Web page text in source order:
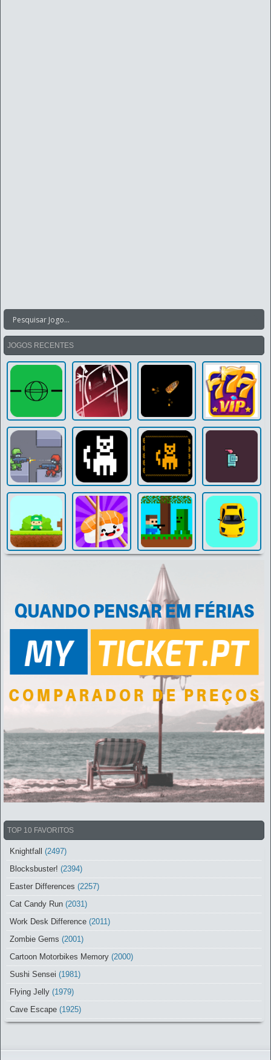
JOGOS RECENTES
TOP 10 FAVORITOS
Knightfall (2497)
Blocksbuster! (2394)
Easter Differences (2257)
Cat Candy Run (2031)
Work Desk Difference (2011)
Zombie Gems (2001)
Cartoon Motorbikes Memory (2000)
Sushi Sensei (1981)
Flying Jelly (1979)
Cave Escape (1925)